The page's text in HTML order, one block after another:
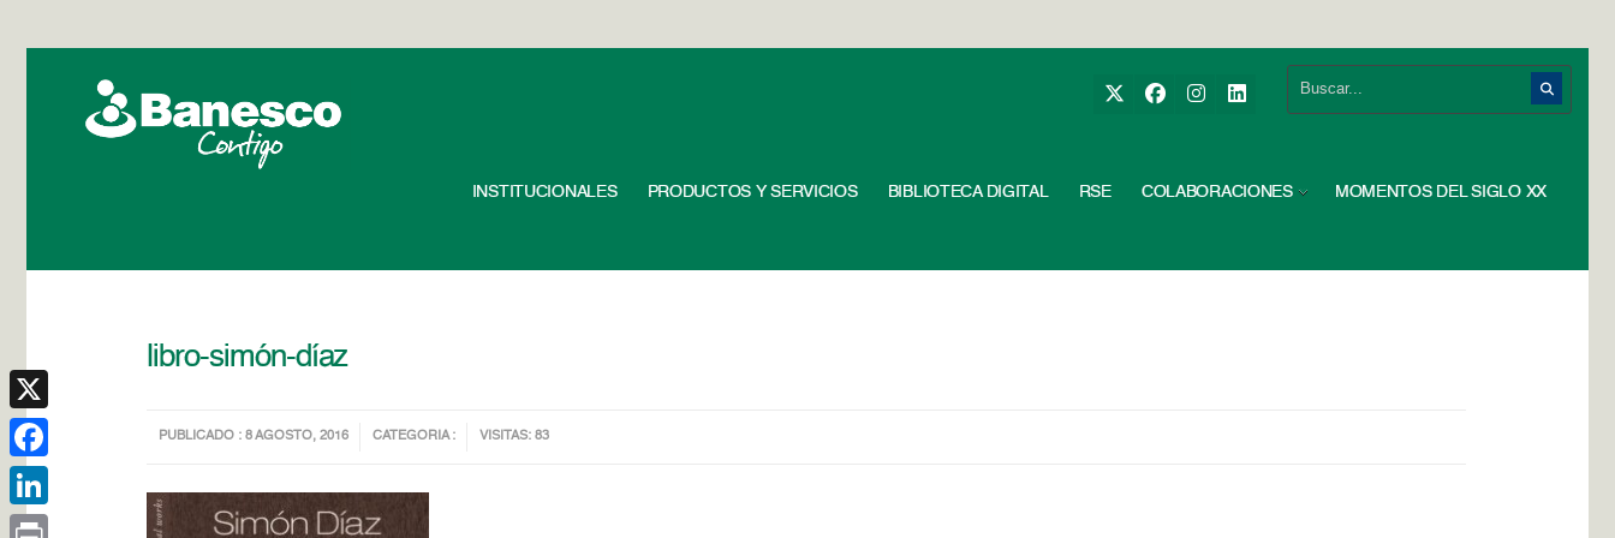
INSTITUCIONALES PRODUCTOS Y SERVICIOS BIBLIOTECA DIGITAL RSE COLABORACIONES MOMENTOS DEL SIGLO XX
libro-simón-díaz
PUBLICADO : 8 AGOSTO, 2016 CATEGORIA : VISITAS: 83
X
Facebook
LinkedIn